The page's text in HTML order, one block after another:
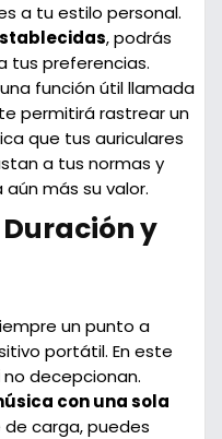
a tu estilo personal.
, podrás
tus preferencias.
función útil llamada
permitirá rastrear un
que tus auriculares
a tus normas y
más su valor.
y
un punto a
portátil. En este
no decepcionan.
con una sola
de carga, puedes